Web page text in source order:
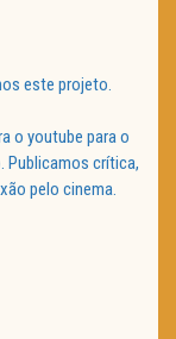
este projeto.
o youtube para o
Publicamos crítica,
pelo cinema.